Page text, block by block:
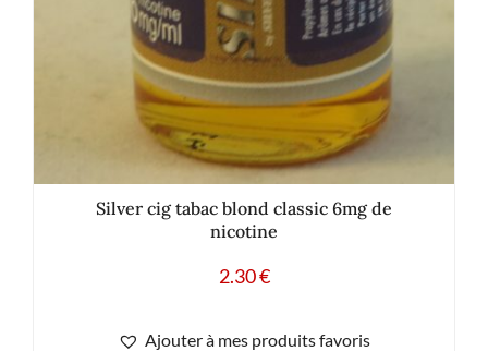
Silver cig tabac blond classic 6mg de
nicotine
2.30€
Ajouter à mes produits favoris